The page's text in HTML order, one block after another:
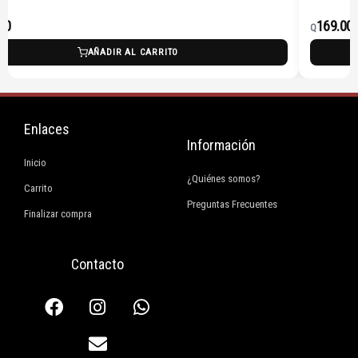
AÑADIR AL CARRITO
Enlaces
Inicio
Carrito
Finalizar compra
Información
¿Quiénes somos?
Preguntas Frecuentes
Contacto
F
a
I
n
s
t
W
h
E
n
v
e